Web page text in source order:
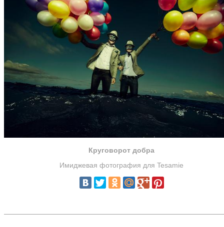
Круговорот добра
Имиджевая фотография для Tesamie